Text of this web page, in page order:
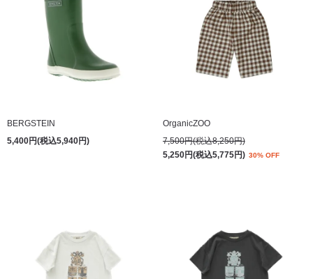
BERGSTEIN
5,400円(税込5,940円)
OrganicZOO
7,500円(税込8,250円)
5,250円(税込5,775円) 30% OFF